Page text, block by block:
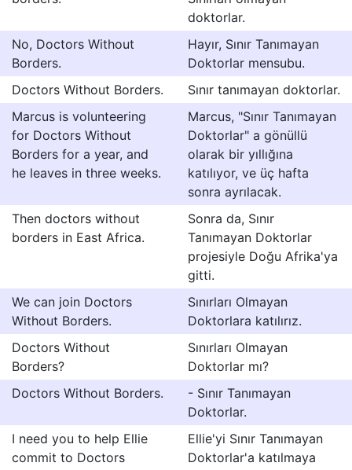
doktorlar.
No, Doctors Without
Borders.
Hayır, Sınır Tanımayan
Doktorlar mensubu.
Doctors Without Borders.
Sınır tanımayan doktorlar.
Marcus is volunteering
for Doctors Without
Borders for a year, and
he leaves in three weeks.
Marcus, "Sınır Tanımayan
Doktorlar" a gönüllü
olarak bir yıllığına
katılıyor, ve üç hafta
sonra ayrılacak.
Then doctors without
borders in East Africa.
Sonra da, Sınır
Tanımayan Doktorlar
projesiyle Doğu Afrika'ya
gitti.
We can join Doctors
Without Borders.
Sınırları Olmayan
Doktorlara katılırız.
Doctors Without
Borders?
Sınırları Olmayan
Doktorlar mı?
Doctors Without Borders.
- Sınır Tanımayan
Doktorlar.
I need you to help Ellie
commit to Doctors
Ellie'yi Sınır Tanımayan
Doktorlar'a katılmaya